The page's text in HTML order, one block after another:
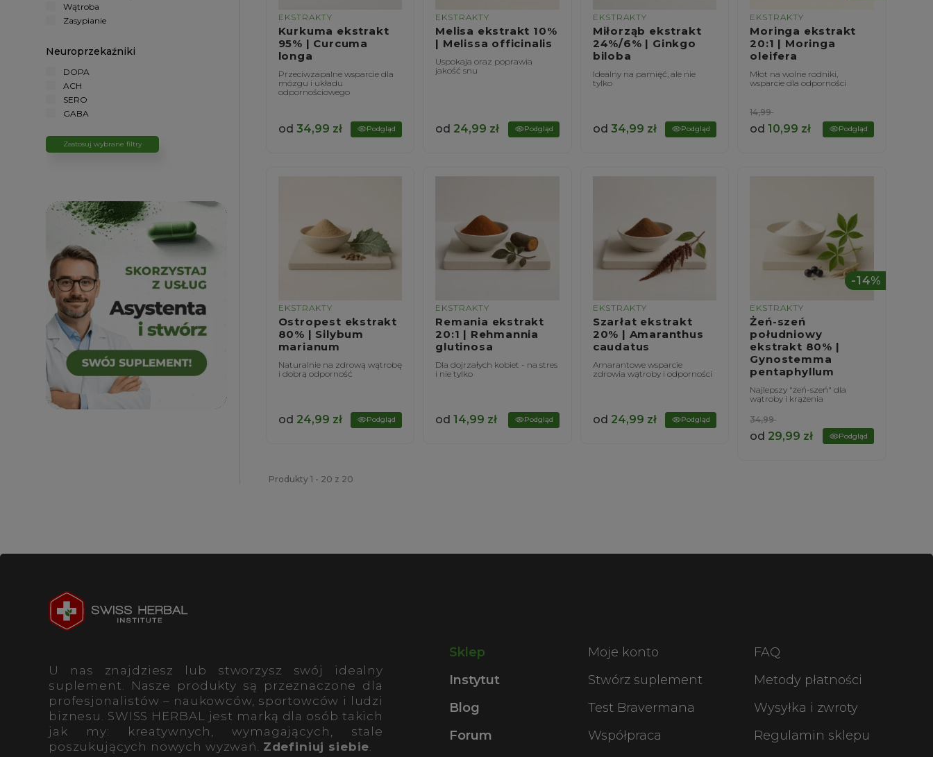
Wątroba
Zasypianie
Neuroprzekaźniki
DOPA
ACH
SERO
GABA
Zastosuj wybrane filtry
EKSTRAKTY
Kurkuma ekstrakt
95% | Curcuma
longa
Przeciwzapalne wsparcie dla
mózgu i układu
odpornościowego
od 34,99 zł Podgląd
EKSTRAKTY
Melisa ekstrakt 10%
| Melissa officinalis
Uspokaja oraz poprawia
jakość snu
od 24,99 zł Podgląd
EKSTRAKTY
Miłorząb ekstrakt
24%/6% | Ginkgo
biloba
Idealny na pamięć, ale nie
tylko
od 34,99 zł Podgląd
EKSTRAKTY
Moringa ekstrakt
20:1 | Moringa
oleifera
Młot na wolne rodniki,
wsparcie dla odporności
od10,99 zł
14,99
Podgląd
EKSTRAKTY
Ostropest ekstrakt
80% | Silybum
marianum
Naturalnie na zdrową wątrobę
i dobrą odporność
od 24,99 zł Podgląd
EKSTRAKTY
Remania ekstrakt
20:1 | Rehmannia
glutinosa
Dla dojrzałych kobiet - na stres
i nie tylko
od14,99 zł Podgląd
EKSTRAKTY
Szarłat ekstrakt
20% | Amaranthus
caudatus
Amarantowe wsparcie
zdrowia wątroby i odporności
od 24,99 zł Podgląd
EKSTRAKTY
Żeń-szeń
południowy
ekstrakt 80% |
Gynostemma
pentaphyllum
Najlepszy "żeń-szeń" dla
wątroby i krążenia
-14%
od 29,99 zł
34,99
Podgląd
Produkty 1 - 20 z 20
U nas znajdziesz lub stworzysz swój idealny
suplement. Nasze produkty są przeznaczone dla
profesjonalistów – naukowców, sportowców i ludzi
biznesu. SWISS HERBAL jest marką dla osób takich
jak my: kreatywnych, wymagających, stale
poszukujących nowych wyzwań. Zdefiniuj siebie.
Sklep
Instytut
Blog
Forum
Moje konto
Stwórz suplement
Test Bravermana
Współpraca
FAQ
Metody płatności
Wysyłka i zwroty
Regulamin sklepu